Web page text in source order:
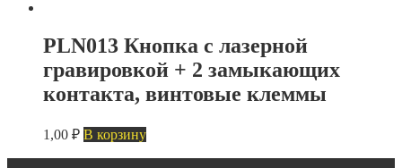
PLN013 Кнопка с лазерной
гравировкой + 2 замыкающих
контакта, винтовые клеммы
1,00 ₽ В корзину